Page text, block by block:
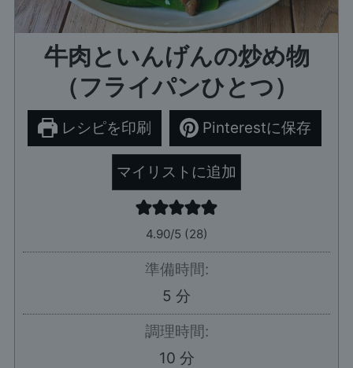
牛肉といんげんの炒め物
（フライパンひとつ）
レシピを印刷 Pinterestに保存
マイリストに追加
4.90/5 (28)
準備時間:
5 分
分
調理時間:
10分
分